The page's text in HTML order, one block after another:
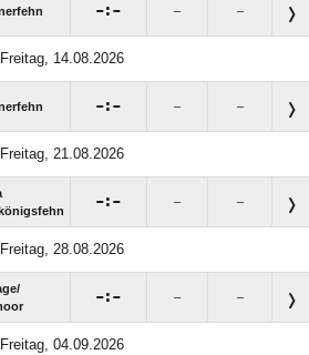
: – –
Freitag, 14.08.2026
: – –
Freitag, 21.08.2026
: – –
Freitag, 28.08.2026
: – –
Freitag, 04.09.2026